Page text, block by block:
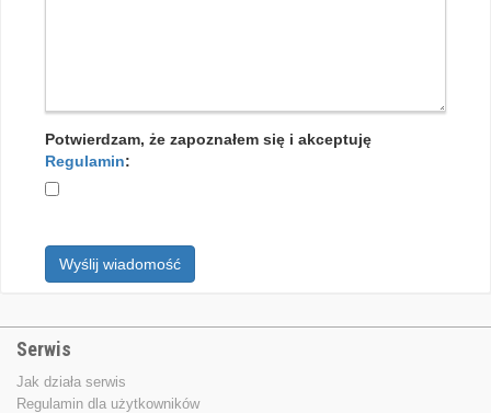
Potwierdzam, że zapoznałem się i akceptuję
Regulamin:
Wyślij wiadomość
Serwis
Jak działa serwis
Regulamin dla użytkowników